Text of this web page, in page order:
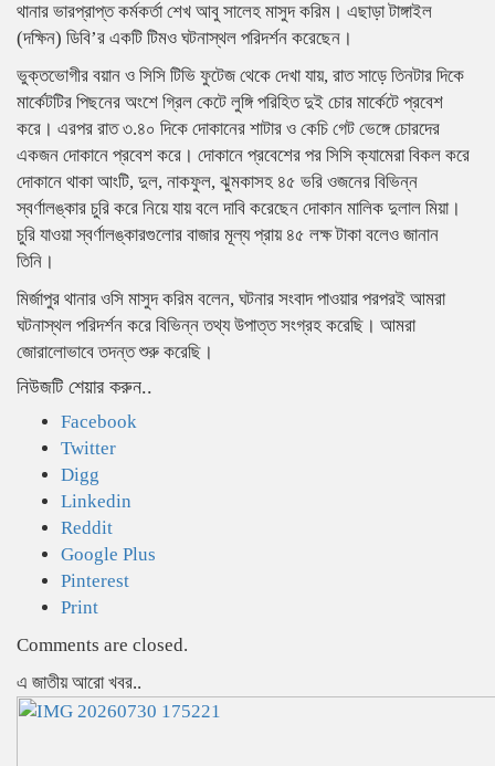
থানার ভারপ্রাপ্ত কর্মকর্তা শেখ আবু সালেহ মাসুদ করিম। এছাড়া টাঙ্গাইল
(দক্ষিন) ডিবি’র একটি টিমও ঘটনাস্থল পরিদর্শন করেছেন।
ভুক্তভোগীর বয়ান ও সিসি টিভি ফুটেজ থেকে দেখা যায়, রাত সাড়ে তিনটার দিকে
মার্কেটটির পিছনের অংশে গ্রিল কেটে লুঙ্গি পরিহিত দুই চোর মার্কেটে প্রবেশ
করে। এরপর রাত ৩.৪০ দিকে দোকানের শাটার ও কেচি গেট ভেঙ্গে চোরদের
একজন দোকানে প্রবেশ করে। দোকানে প্রবেশের পর সিসি ক্যামেরা বিকল করে
দোকানে থাকা আংটি, দুল, নাকফুল, ঝুমকাসহ ৪৫ ভরি ওজনের বিভিন্ন
স্বর্ণালঙ্কার চুরি করে নিয়ে যায় বলে দাবি করেছেন দোকান মালিক দুলাল মিয়া।
চুরি যাওয়া স্বর্ণালঙ্কারগুলোর বাজার মূল্য প্রায় ৪৫ লক্ষ টাকা বলেও জানান
তিনি।
মির্জাপুর থানার ওসি মাসুদ করিম বলেন, ঘটনার সংবাদ পাওয়ার পরপরই আমরা
ঘটনাস্থল পরিদর্শন করে বিভিন্ন তথ্য উপাত্ত সংগ্রহ করেছি। আমরা
জোরালোভাবে তদন্ত শুরু করেছি।
নিউজটি শেয়ার করুন..
Facebook
Twitter
Digg
Linkedin
Reddit
Google Plus
Pinterest
Print
Comments are closed.
এ জাতীয় আরো খবর..